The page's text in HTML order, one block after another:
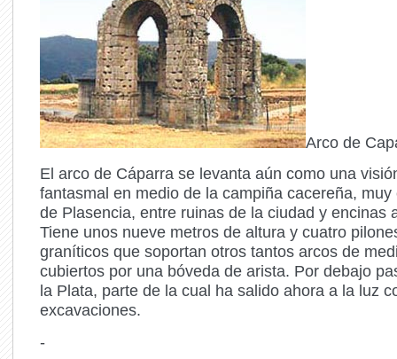
Arco de
El arco de Cáparra se levanta aún como una
fantasmal en medio de la campiña cacereña, muy
de Plasencia, entre ruinas de la ciudad y encinas
Tiene unos nueve metros de altura y cuatro
graníticos que soportan otros tantos arcos de
cubiertos por una bóveda de arista. Por debajo
la Plata, parte de la cual ha salido ahora a la luz
excavaciones.
-